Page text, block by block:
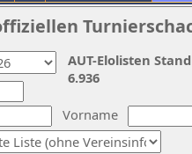
Vorname
AUT-Elolisten
6.936